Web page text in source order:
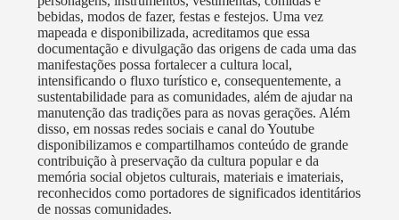
(CENPEC), Prêmio Sementes (UNICEF) pelo grupo
jovem Peña Folclorica, espetáculo que reúne o
cancioneiro popular da América Latina, abordando
novos ritmos e pesquisas, contribuindo para o
processo educativo e a formação de agentes culturais
para atuação na comunidade. Além disso, a Rádio
Comunitária São Jorge é um braço educativo da
comunidade, onde os apresentadores são jovens
formados no Projeto Turma Que Faz. Em 2023, o
Encontro de Culturas Tradicionais da Chapada dos
bebidas, modos de fazer, festas e festejos. Uma vez
mapeada e disponibilizada, acreditamos que essa
documentação e divulgação das origens de cada uma das
manifestações possa fortalecer a cultura local,
intensificando o fluxo turístico e, consequentemente, a
sustentabilidade para as comunidades, além de ajudar na
manutenção das tradições para as novas gerações. Além
disso, em nossas redes sociais e canal do Youtube
disponibilizamos e compartilhamos conteúdo de grande
contribuição à preservação da cultura popular e da
memória social objetos culturais, materiais e imateriais,
reconhecidos como portadores de significados identitários
de nossas comunidades.